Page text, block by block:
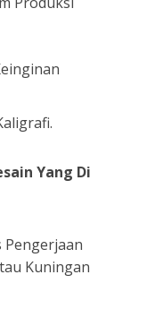
Yang Di
Pengerjaan
Kuningan